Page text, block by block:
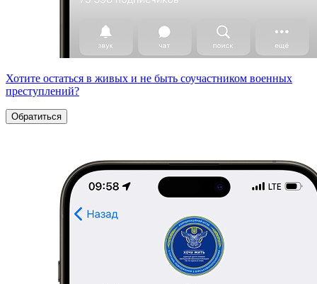
Хотите остаться в живых и не быть соучастником военных
преступлений?
Обратиться